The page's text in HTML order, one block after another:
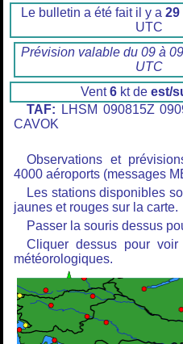
Le bulletin a été fait il y a 29
UTC
Prévision valable du 09 à
UTC
Vent6kt de est/
TAF: LHSM 090815Z
CAVOK
Observations et
4000 aéroports (messages
Les stations disponibles
jaunes et rouges sur la carte.
Passer la souris dessus
Cliquer dessus pour
météorologiques.